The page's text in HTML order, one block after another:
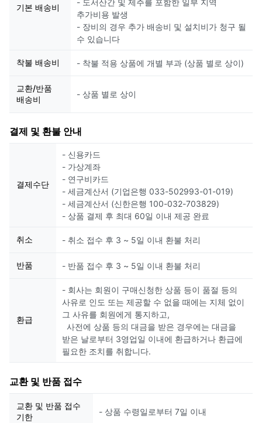
기본 배송비
- 도서산간 및 제주를 포함한 일부 지역
추가비용 발생
- 장비의 경우 추가 배송비 및 설치비가 청구 될
수 있습니다
착불 배송비 - 착불 적용 상품에 개별 부과 (상품 별로 상이)
교환/반품
배송비
- 상품 별로 상이
결제 및 환불 안내
결제수단
- 신용카드
- 가상계좌
- 연구비카드
- 세금계산서 (기업은행 033-502993-01-019)
- 세금계산서 (신한은행 100-032-703829)
- 상품 결제 후 최대 60일 이내 제공 완료
취소 - 취소 접수 후 3 ~ 5일 이내 환불 처리
반품 - 반품 접수 후 3 ~ 5일 이내 환불 처리
환급
- 회사는 회원이 구매신청한 상품 등이 품절 등의
사유로 인도 또는 제공할 수 없을 때에는 지체 없이
그 사유를 회원에게 통지하고,
사전에 상품 등의 대금을 받은 경우에는 대금을
받은 날로부터 3영업일 이내에 환급하거나 환급에
필요한 조치를 취합니다.
교환 및 반품 접수
교환 및 반품 접수
기한
- 상품 수령일로부터 7일 이내